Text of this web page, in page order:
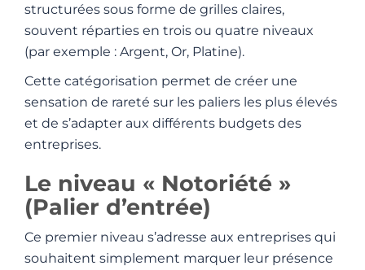
structurées sous forme de grilles claires,
souvent réparties en trois ou quatre niveaux
(par exemple : Argent, Or, Platine).
Cette catégorisation permet de créer une
sensation de rareté sur les paliers les plus élevés
et de s’adapter aux différents budgets des
entreprises.
Le niveau « Notoriété »
(Palier d’entrée)
Ce premier niveau s’adresse aux entreprises qui
souhaitent simplement marquer leur présence